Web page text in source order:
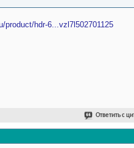
product/hdr-6...vzl7l502701125
Ответить с